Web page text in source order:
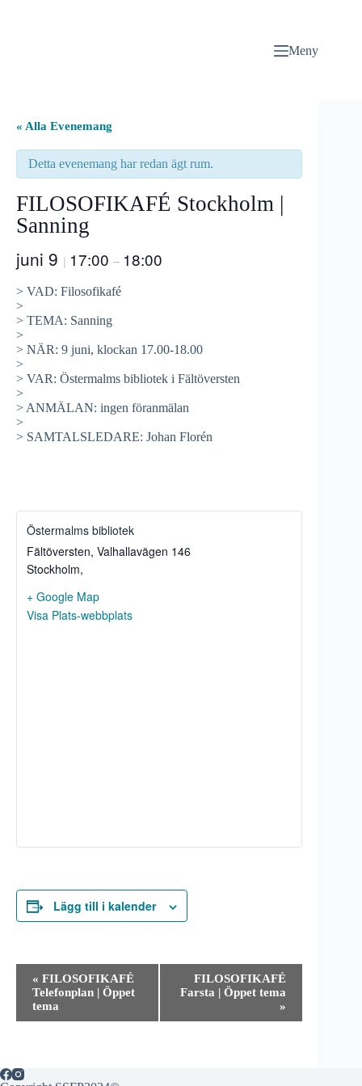
Meny
« Alla Evenemang
Detta evenemang har redan ägt rum.
FILOSOFIKAFÉ Stockholm |
Sanning
juni 9 | 17:00 – 18:00
> VAD: Filosofikafé
>
> TEMA: Sanning
>
> NÄR: 9 juni, klockan 17.00-18.00
>
> VAR: Östermalms bibliotek i Fältöversten
>
> ANMÄLAN: ingen föranmälan
>
> SAMTALSLEDARE: Johan Florén
Östermalms bibliotek
Fältöversten, Valhallavägen 146
Stockholm,
+ Google Map
Visa Plats-webbplats
Lägg till i kalender
n
« FILOSOFIKAFÉ
Telefonplan | Öppet
tema
FILOSOFIKAFÉ
Farsta | Öppet tema
»